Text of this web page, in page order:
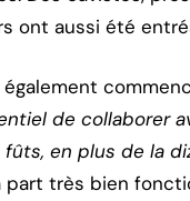
ont aussi été
de collaborer
fûts, en plus de la
part très bien